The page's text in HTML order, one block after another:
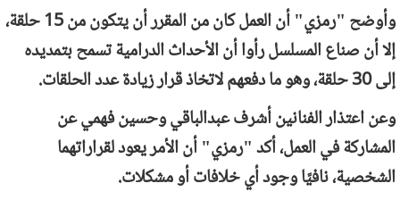
وأوضح "رمزي" أن العمل كان من المقرر أن يتكون من 15 حلقة،
إلا أن صناع المسلسل رأوا أن الأحداث الدرامية تسمح بتمديده
إلى 30 حلقة، وهو ما دفعهم لاتخاذ قرار زيادة عدد الحلقات.
وعن اعتذار الفنانين أشرف عبدالباقي وحسين فهمي عن
المشاركة في العمل، أكد "رمزي" أن الأمر يعود لقراراتهما
الشخصية، نافيًا وجود أي خلافات أو مشكلات.